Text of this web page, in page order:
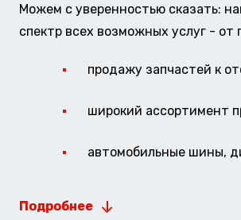
Можем с уверенностью сказать:
спектр всех возможных услуг -
продажу запчастей к
широкий ассортимент
автомобильные шины,
Подробнее